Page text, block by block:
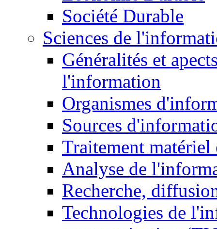
Société Durable
Sciences de
Généralités et
l'information
Organismes
Sources
Traitement matériel
Analyse de
Recherche,
Technologies de